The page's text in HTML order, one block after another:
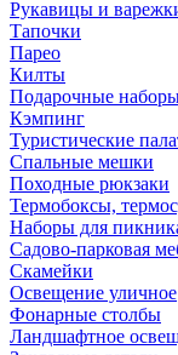
Рукавицы и
Тапочки
Парео
Килты
Подарочные
Кэмпинг
Туристические
Спальные мешки
Походные рюкзаки
Термобоксы,
Наборы для
Садово-парковая
Скамейки
Освещение уличное
Фонарные столбы
Ландшафтное